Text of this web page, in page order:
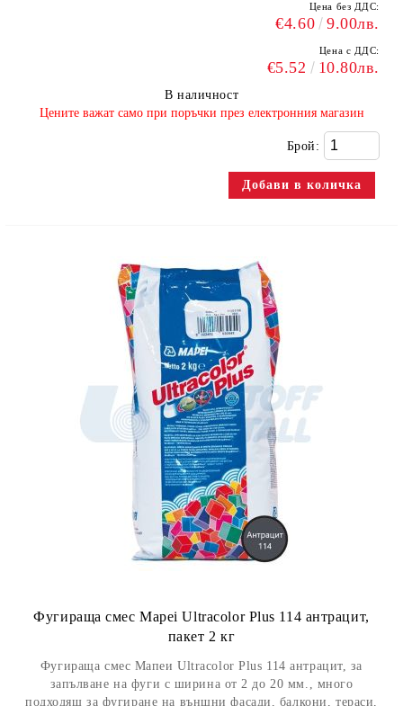
Цена без ДДС:
€4.60 9.00лв.
Цена с ДДС:
€5.52 10.80лв.
В наличност
​Цените важат само при поръчки през електронния магазин
Брой:
Фугираща смес Mapei Ultracolor Plus 114 антрацит,
пакет 2 кг
Фугираща смес Мапеи Ultracolor Plus 114 антрацит, за
запълване на фуги с ширина от 2 до 20 мм., много
подходящ за фугиране на външни фасади, балкони, тераси,